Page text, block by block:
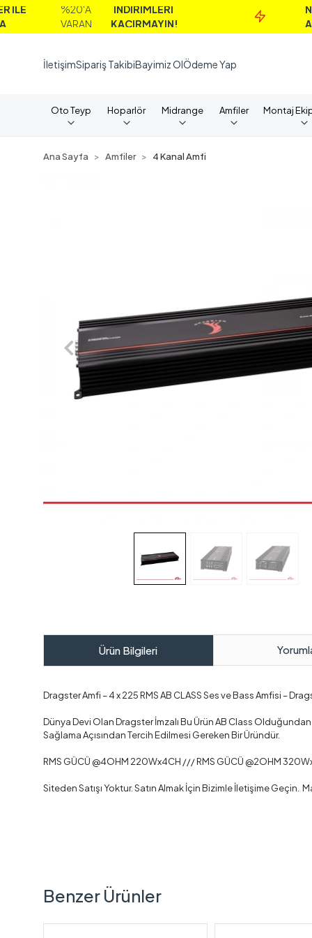
%20'A
İNDİRİMLERİ
KAÇIRMAYIN!
NAKİT
İletişimSipariş TakibiBayimiz OlÖdeme Yap
Oto Teyp Hoparlör Midrange Amfiler Montaj
Ana Sayfa Amfiler 4 Kanal Amfi
Ürün Bilgileri
Dragster Amfi – 4 x 225 RMS AB CLASS Ses ve Bass Amfisi –
Dünya Devi Olan Dragster İmzalı Bu Ürün AB Class
Sağlama Açısından Tercih Edilmesi Gereken Bir Üründür.
RMS GÜCÜ @4OHM 220Wx4CH /// RMS GÜCÜ @2OHM
Siteden Satışı Yoktur. Satın Almak İçin Bizimle İletişime
Benzer Ürünler